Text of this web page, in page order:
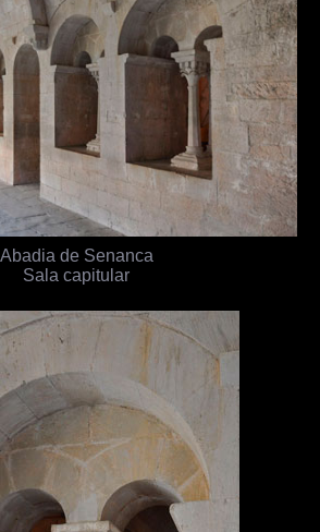
Abadia de Senanca
Sala capitular